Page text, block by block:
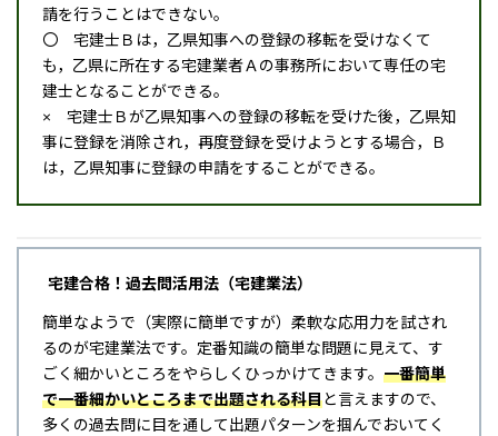
請を行うことはできない。
〇 宅建士Ｂは，乙県知事への登録の移転を受けなくて
も，乙県に所在する宅建業者Ａの事務所において専任の宅
建士となることができる。
× 宅建士Ｂが乙県知事への登録の移転を受けた後，乙県知
事に登録を消除され，再度登録を受けようとする場合，Ｂ
は，乙県知事に登録の申請をすることができる。
宅建合格！過去問活用法（宅建業法）
簡単なようで（実際に簡単ですが）柔軟な応用力を試され
るのが宅建業法です。定番知識の簡単な問題に見えて、す
ごく細かいところをやらしくひっかけてきます。 一番簡単
で一番細かいところまで出題される科目と言えますので、
多くの過去問に目を通して出題パターンを掴んでおいてく